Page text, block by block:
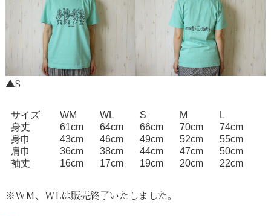
▲S
サイズ WM WL S M
L
身丈
61cm 64cm 66cm 70cm
74cm
身巾
43cm 46cm 49cm 52cm
55cm
肩巾
36cm 38cm 44cm 47cm
50cm
袖丈
16cm 17cm 19cm 20cm 22cm
※WM、WLは販売終了いたしました。